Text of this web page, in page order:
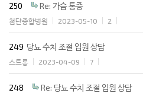
250 Re: 가슴 통증
첨단종합병원 2023-05-10 2
249 당뇨 수치 조절 입원 상담
스트롱 2023-04-09 7
248 Re: 당뇨 수치 조절 입원 상담